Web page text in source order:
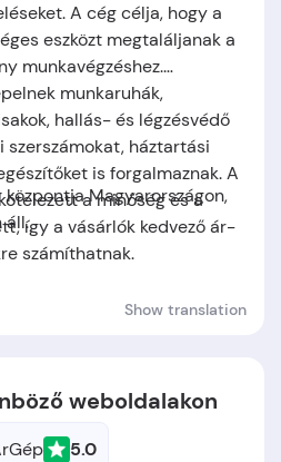
A cég célja, hogy a
eszközt megtaláljanak a
munkavégzéshez.
munkaruhák,
hallás- és légzésvédő
szerszámokat, háztartási
is forgalmaznak. A
a minőség és a
így a vásárlók kedvező ár-
számíthatnak.
Magyarországon,
áll.
Show translation
weboldalakon
5.0